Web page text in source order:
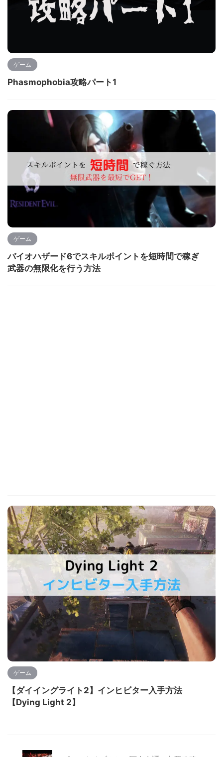
ゲーム
Phasmophobia攻略パート1
ゲーム
バイオハザード6でスキルポイントを短時間で稼ぎ
武器の無限化を行う方法
ゲーム
【ダイイングライト2】インヒビター入手方法
【Dying Light 2】